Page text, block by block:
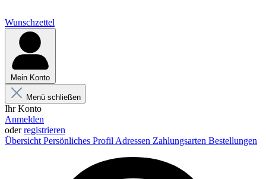
Wunschzettel
Mein Konto
Menü schließen
Ihr Konto
Anmelden
oderregistrieren
Übersicht Persönliches Profil Adressen Zahlungsarten Bestellungen